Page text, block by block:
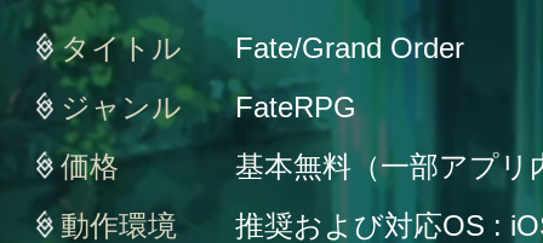
タイトル
Fate/Grand Order
ジャンル
FateRPG
価格
基本無料（一部アプリ
動作環境
推奨および対応OS :